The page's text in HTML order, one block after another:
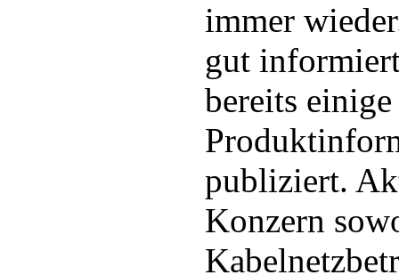
immer
gut
bereits
publiziert.
Konzern